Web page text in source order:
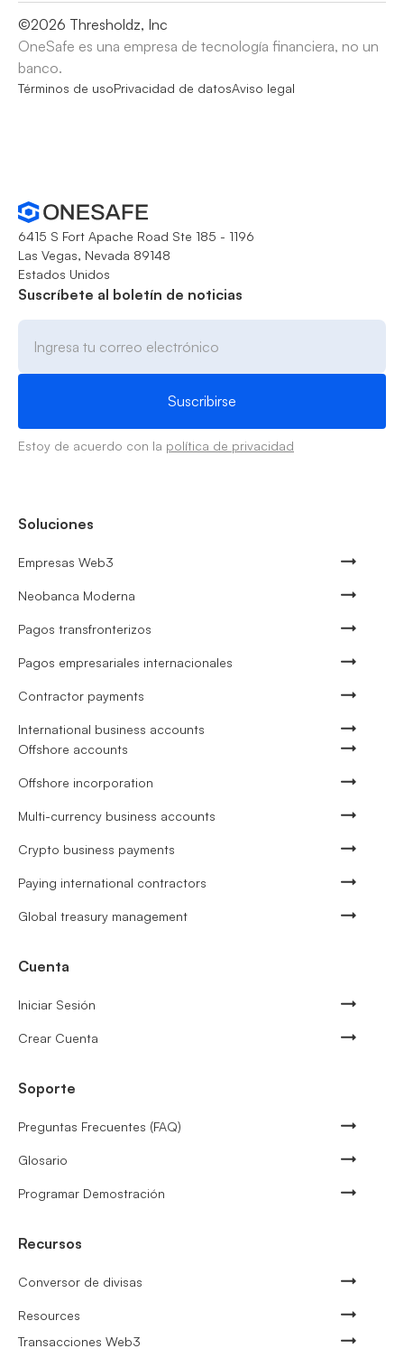
©2026 Thresholdz, Inc
OneSafe es una empresa de tecnología financiera, no un
banco.
Términos de usoPrivacidad de datosAviso legal
6415 S Fort Apache Road Ste 185 - 1196
Las Vegas, Nevada 89148
Estados Unidos
Suscríbete al boletín de noticias
Estoy de acuerdo con la política de privacidad
Soluciones
Empresas Web3
Neobanca Moderna
Pagos transfronterizos
Pagos empresariales internacionales
Contractor payments
International business accounts
Offshore accounts
Offshore incorporation
Multi-currency business accounts
Crypto business payments
Paying international contractors
Global treasury management
Cuenta
Iniciar Sesión
Crear Cuenta
Soporte
Preguntas Frecuentes (FAQ)
Glosario
Programar Demostración
Recursos
Conversor de divisas
Resources
Transacciones Web3